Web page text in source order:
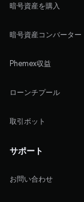
暗号資産を購入
暗号資産コンバーター
Phemex収益
ローンチプール
取引ボット
サポート
お問い合わせ